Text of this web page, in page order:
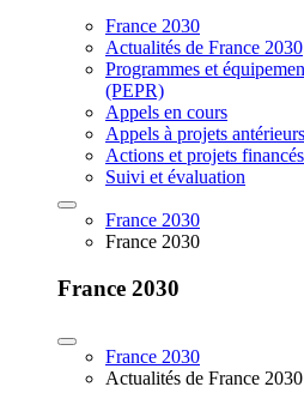
France 2030
Actualités de France 2030
Programmes et
(PEPR)
Appels en cours
Appels à projets
Actions et projets financés
Suivi et évaluation
France 2030
France 2030
France 2030
France 2030
Actualités de France 2030